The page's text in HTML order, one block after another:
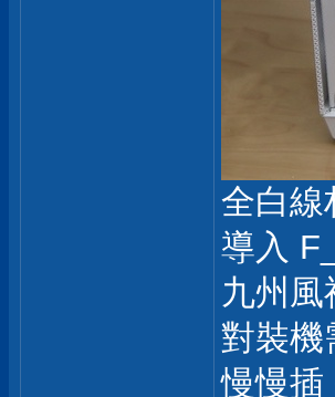
全白線
導入
九州
對裝
慢慢插